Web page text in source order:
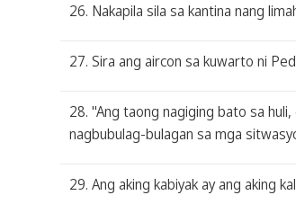
26. Nakapila sila sa kantina nang
27. Sira ang aircon sa kuwarto ni
28. "Ang taong nagiging bato sa
nagbubulag-bulagan sa mga
29. Ang aking kabiyak ay ang aking